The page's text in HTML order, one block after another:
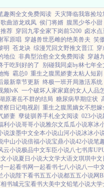
趣阁全文免费阅读 天灾降临我靠捡
歌曲游龙戏凤 侯门将婿 腹黑少爷小甜
荐 穿回九零全家下岗前5200 卤水
军原唱 穿越兽世恶雌的绝美兽夫 笑
明 苍龙诀 综漫咒回文野推文晋江 穿
地位 非典型治愈全文免费阅读 穿越
于吃到好的了 别碰我同桌by林七年
悔 霸总0 重生之腹黑娇妻太粘人短剧
最新章节更新 终极一班开局激活系统
频lvK 一个破坏人家家庭的女人人品
原著岳不群的结局 糖尿病早期症状
察日记电视剧 重生之腹黑嫡女不想
娇妻 孽徒驯养手札全文阅读 023小说
利小说哥哥小说雅尔文瓜瓜小说寒冰
说泼墨中文全本小说山河小说冰冰小
中山小说倍福小说宝鼎小说42小说笔
云小说极品中文车臣小说八七书库
小说夏日小说大文学大语文琪琪中文
一起看书网一起看书七八小说八一中
小说陛下看书五五小说都五五小说网
书城元宝看书大美中文铅笔小说大学